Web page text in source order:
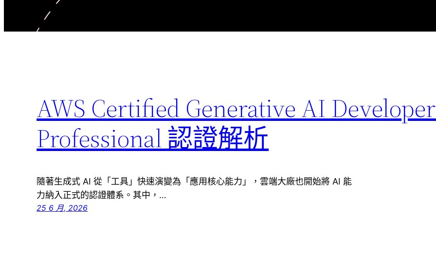
AWS Certified Generative AI
Professional 認證解析
隨著生成式 AI 從「工具」快速演變為「應用核心能力」，雲端大廠也開始將 AI 能
力納入正式的認證體系。其中，…
25 6 月, 2026